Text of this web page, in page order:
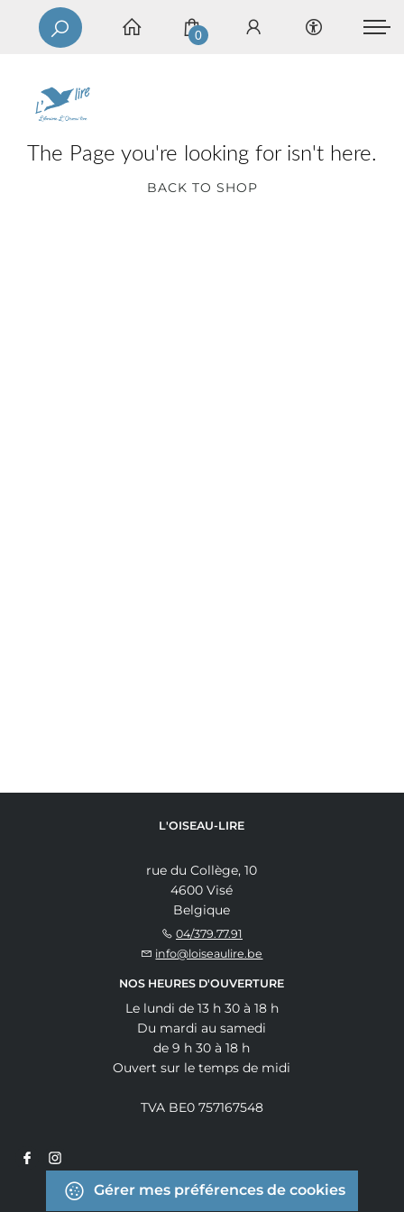
0
The Page you're looking for isn't here.
BACK TO SHOP
L'OISEAU-LIRE
rue du Collège, 10
4600 Visé
Belgique
04/379.77.91
info@loiseaulire.be
NOS HEURES D'OUVERTURE
Le lundi de 13 h 30 à 18 h
Du mardi au samedi
de 9 h 30 à 18 h
Ouvert sur le temps de midi
TVA BE0 757167548
Gérer mes préférences de cookies